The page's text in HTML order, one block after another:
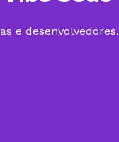
e desenvolvedores.